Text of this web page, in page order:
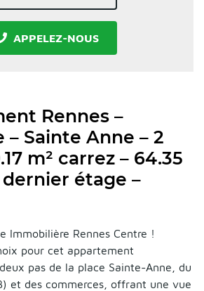
APPELEZ-NOUS
Rennes –
– Sainte Anne – 2
m² carrez – 64.35
dernier étage –
Immobilière Rennes Centre !
pour cet appartement
pas de la place Sainte-Anne, du
et des commerces, offrant une vue